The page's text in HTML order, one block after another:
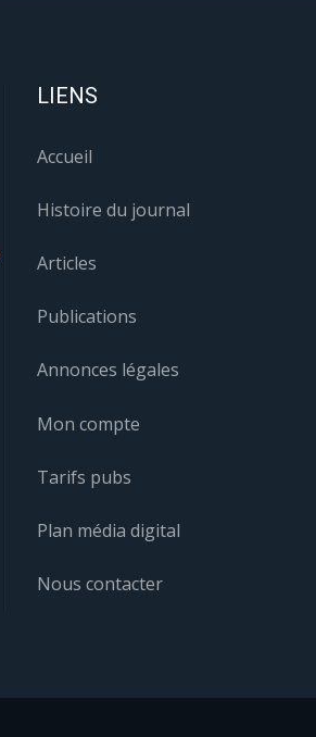
LIENS
Accueil
Histoire du journal
Articles
Publications
Annonces légales
Mon compte
Tarifs pubs
Plan média digital
Nous contacter